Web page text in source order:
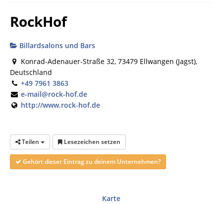
RockHof
Billardsalons und Bars
Konrad-Adenauer-Straße 32, 73479 Ellwangen (Jagst),
Deutschland
+49 7961 3863
e-mail@rock-hof.de
http://www.rock-hof.de
Teilen Lesezeichen setzen
Gehört dieser Eintrag zu deinem Unternehmen?
Karte